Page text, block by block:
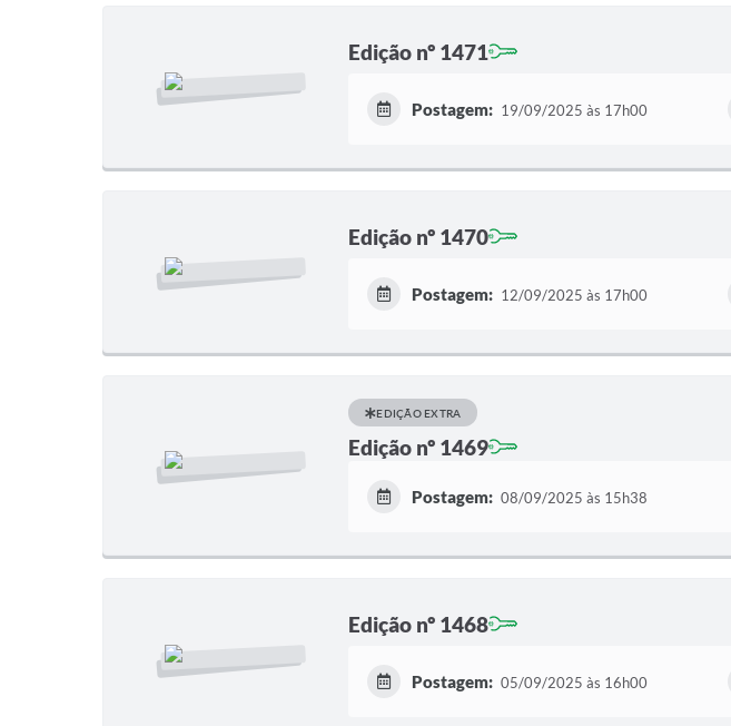
Edição nº 1471
Postagem: 19/09/2025 às 17h00
Edição nº 1470
Postagem: 12/09/2025 às 17h00
EDIÇÃO EXTRA
Edição nº 1469
Postagem: 08/09/2025 às 15h38
Edição nº 1468
Postagem: 05/09/2025 às 16h00